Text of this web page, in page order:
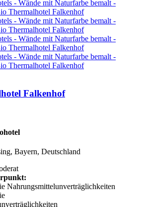
Falkenhof
Bayern, Deutschland
Nahrungsmittelunverträglichkeiten